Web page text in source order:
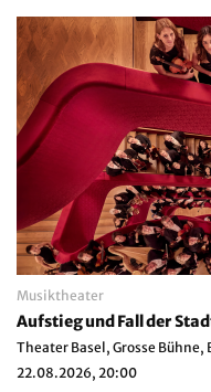
Musiktheater
Aufstieg und Fall der
Theater Basel, Grosse Bühne,
22.08.2026, 20:00